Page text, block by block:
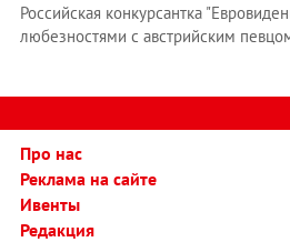
Российская конкурсантка
любезностями с австрийским
Про нас
Реклама на сайте
Ивенты
Редакция